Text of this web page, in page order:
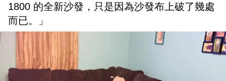
1800 的全新沙發，只是因為沙發布上破了幾處
而已。」